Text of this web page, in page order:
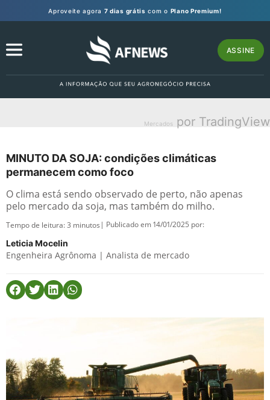
Aproveite agora 7 dias grátis com o Plano Premium!
ASSINE
Mercados por TradingView
MINUTO DA SOJA: condições climáticas
permanecem como foco
O clima está sendo observado de perto, não apenas
pelo mercado da soja, mas também do milho.
Tempo de leitura:3 minutos | Publicado em 14/01/2025 por:
Leticia Mocelin
Engenheira Agrônoma | Analista de mercado